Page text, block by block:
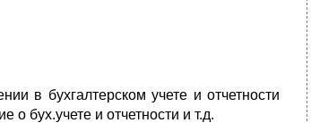
в бухгалтерском учете и отчетности
бух.учете и отчетности и т.д.